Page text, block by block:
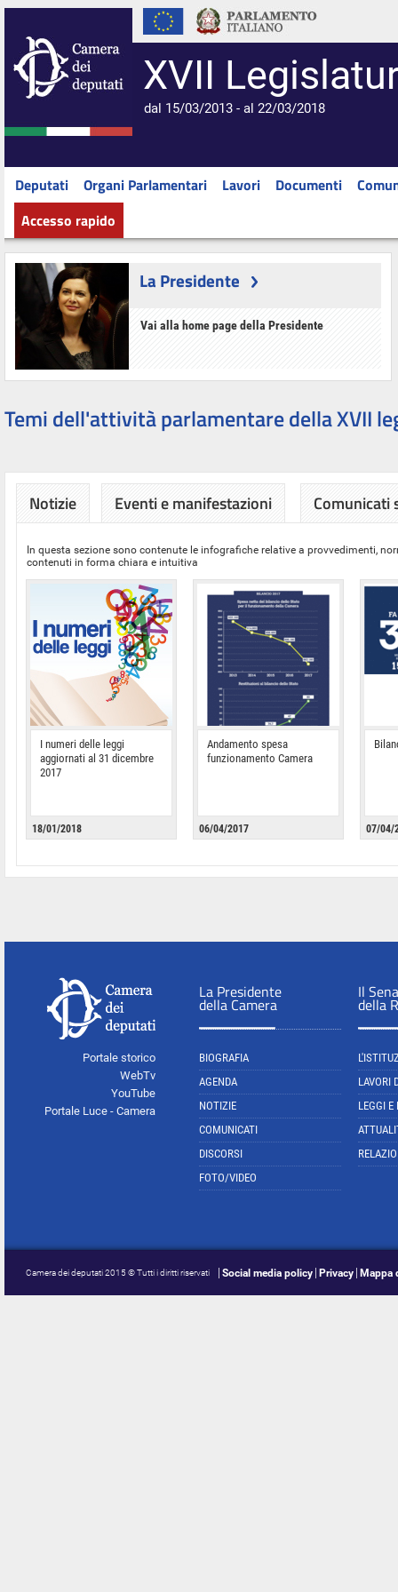
XVII
dal 15/03/2013 - al 22/03/2018
Deputati Organi Parlamentari Lavori Documenti
Accesso rapido
La Presidente
Vai alla home page della Presidente
Temi dell'attività parlamentare della XVII
Notizie Eventi e manifestazioni Comunicati
In questa sezione sono contenute le infografiche relative a provvedimenti,
contenuti in forma chiara e intuitiva
I numeri delle leggi
aggiornati al 31 dicembre
2017
18/01/2018
Andamento spesa
funzionamento Camera
06/04/2017 07/04/
Portale storico
WebTv
YouTube
Portale Luce - Camera
La Presidente
della Camera
BIOGRAFIA
AGENDA
NOTIZIE
COMUNICATI
DISCORSI
FOTO/VIDEO
Il
della
LAVORI
LEGGI E
Camera dei deputati 2015 © Tutti i diritti riservati Social media policy Privacy Mappa